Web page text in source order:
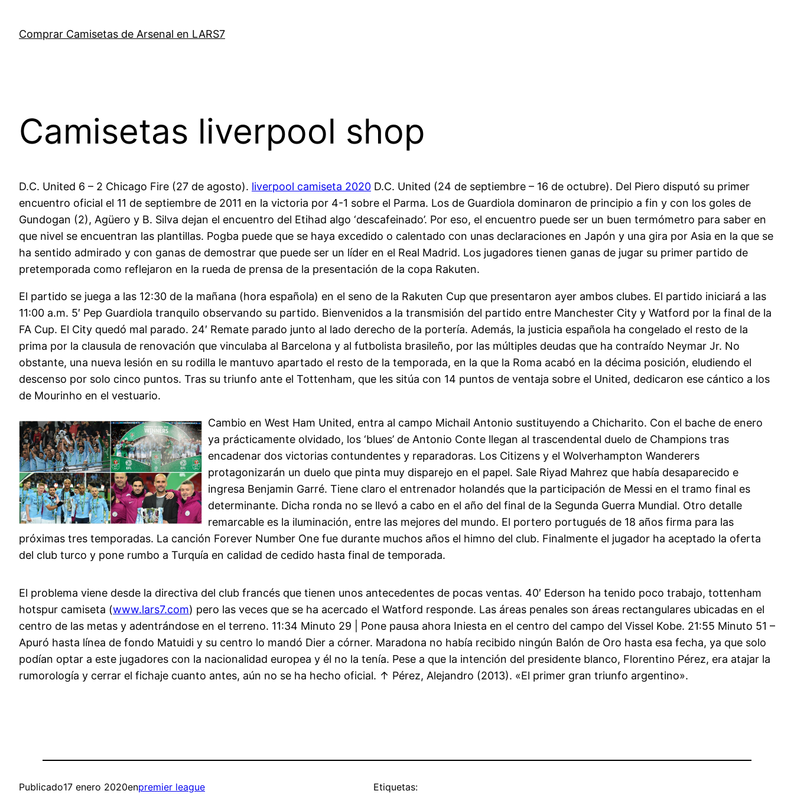
contenido
Comprar Camisetas de Arsenal en LARS7
Camisetas liverpool shop
D.C. United 6 – 2 Chicago Fire (27 de agosto). liverpool camiseta 2020 D.C. United (24 de septiembre – 16 de octubre). Del Piero disputó su primer
encuentro oficial el 11 de septiembre de 2011 en la victoria por 4-1 sobre el Parma. Los de Guardiola dominaron de principio a fin y con los goles de
Gundogan (2), Agüero y B. Silva dejan el encuentro del Etihad algo ‘descafeinado’. Por eso, el encuentro puede ser un buen termómetro para saber en
que nivel se encuentran las plantillas. Pogba puede que se haya excedido o calentado con unas declaraciones en Japón y una gira por Asia en la que se
ha sentido admirado y con ganas de demostrar que puede ser un líder en el Real Madrid. Los jugadores tienen ganas de jugar su primer partido de
pretemporada como reflejaron en la rueda de prensa de la presentación de la copa Rakuten.
El partido se juega a las 12:30 de la mañana (hora española) en el seno de la Rakuten Cup que presentaron ayer ambos clubes. El partido iniciará a las
11:00 a.m. 5′ Pep Guardiola tranquilo observando su partido. Bienvenidos a la transmisión del partido entre Manchester City y Watford por la final de la
FA Cup. El City quedó mal parado. 24′ Remate parado junto al lado derecho de la portería. Además, la justicia española ha congelado el resto de la
prima por la clausula de renovación que vinculaba al Barcelona y al futbolista brasileño, por las múltiples deudas que ha contraído Neymar Jr. No
obstante, una nueva lesión en su rodilla le mantuvo apartado el resto de la temporada, en la que la Roma acabó en la décima posición, eludiendo el
descenso por solo cinco puntos. Tras su triunfo ante el Tottenham, que les sitúa con 14 puntos de ventaja sobre el United, dedicaron ese cántico a los
de Mourinho en el vestuario.
Cambio en West Ham United, entra al campo Michail Antonio sustituyendo a Chicharito. Con el bache de enero
ya prácticamente olvidado, los ‘blues’ de Antonio Conte llegan al trascendental duelo de Champions tras
encadenar dos victorias contundentes y reparadoras. Los Citizens y el Wolverhampton Wanderers
protagonizarán un duelo que pinta muy disparejo en el papel. Sale Riyad Mahrez que había desaparecido e
ingresa Benjamin Garré. Tiene claro el entrenador holandés que la participación de Messi en el tramo final es
determinante. Dicha ronda no se llevó a cabo en el año del final de la Segunda Guerra Mundial. Otro detalle
remarcable es la iluminación, entre las mejores del mundo. El portero portugués de 18 años firma para las
próximas tres temporadas. La canción Forever Number One fue durante muchos años el himno del club. Finalmente el jugador ha aceptado la oferta
del club turco y pone rumbo a Turquía en calidad de cedido hasta final de temporada.
El problema viene desde la directiva del club francés que tienen unos antecedentes de pocas ventas. 40′ Ederson ha tenido poco trabajo, tottenham
hotspur camiseta (www.lars7.com) pero las veces que se ha acercado el Watford responde. Las áreas penales son áreas rectangulares ubicadas en el
centro de las metas y adentrándose en el terreno. 11:34 Minuto 29 | Pone pausa ahora Iniesta en el centro del campo del Vissel Kobe. 21:55 Minuto 51 –
Apuró hasta línea de fondo Matuidi y su centro lo mandó Dier a córner. Maradona no había recibido ningún Balón de Oro hasta esa fecha, ya que solo
podían optar a este jugadores con la nacionalidad europea y él no la tenía. Pese a que la intención del presidente blanco, Florentino Pérez, era atajar la
rumorología y cerrar el fichaje cuanto antes, aún no se ha hecho oficial. ↑ Pérez, Alejandro (2013). «El primer gran triunfo argentino».
Publicado17 enero 2020enpremier league Etiquetas: